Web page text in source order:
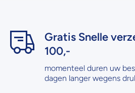
Gratis Snelle
100,-
momenteel duren uw
dagen langer wegens